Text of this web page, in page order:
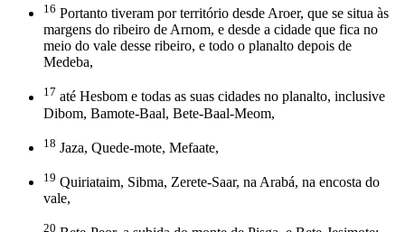
16 Portanto tiveram por território desde Aroer, que se situa às
margens do ribeiro de Arnom, e desde a cidade que fica no
meio do vale desse ribeiro, e todo o planalto depois de
Medeba,
17 até Hesbom e todas as suas cidades no planalto, inclusive
Dibom, Bamote-Baal, Bete-Baal-Meom,
18 Jaza, Quede-mote, Mefaate,
19 Quiriataim, Sibma, Zerete-Saar, na Arabá, na encosta do
vale,
20